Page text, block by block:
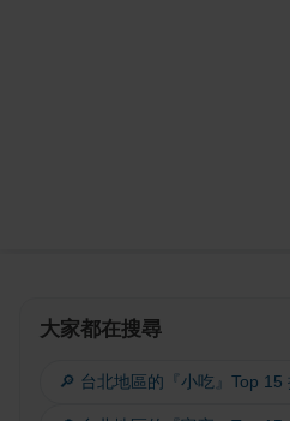
大家都在搜尋
🔎 台北地區的『小吃』Top 15